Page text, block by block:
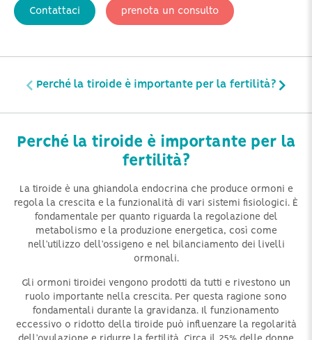
Contattaci prenota un consulto
Perché la tiroide è importante per la fertilità?
Perché la tiroide è importante per la
fertilità?
La tiroide è una ghiandola endocrina che produce ormoni e
regola la crescita e la funzionalità di vari sistemi fisiologici. È
fondamentale per quanto riguarda la regolazione del
metabolismo e la produzione energetica, così come
nell’utilizzo dell’ossigeno e nel bilanciamento dei livelli
ormonali.
Gli ormoni tiroidei vengono prodotti da tutti e rivestono un
ruolo importante nella crescita. Per questa ragione sono
fondamentali durante la gravidanza. Il funzionamento
eccessivo o ridotto della tiroide può influenzare la regolarità